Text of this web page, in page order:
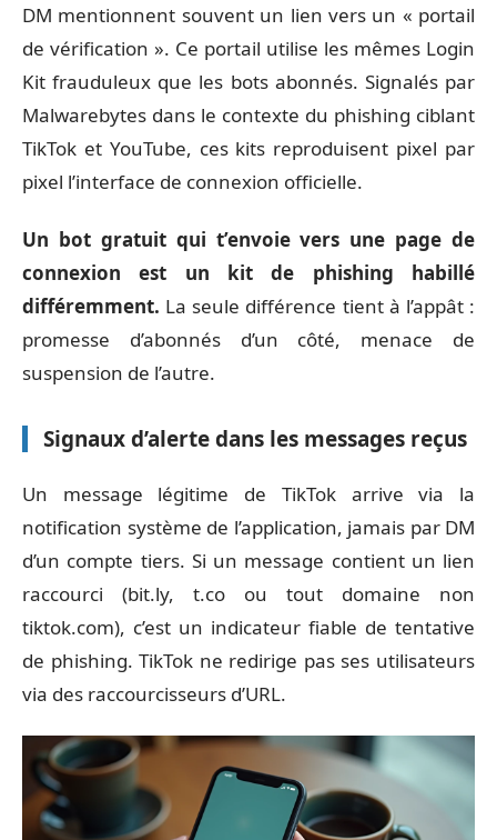
DM mentionnent souvent un lien vers un « portail
de vérification ». Ce portail utilise les mêmes Login
Kit frauduleux que les bots abonnés. Signalés par
Malwarebytes dans le contexte du phishing ciblant
TikTok et YouTube, ces kits reproduisent pixel par
pixel l’interface de connexion officielle.
Un bot gratuit qui t’envoie vers une page de
connexion est un kit de phishing habillé
différemment. La seule différence tient à l’appât :
promesse d’abonnés d’un côté, menace de
suspension de l’autre.
Signaux d’alerte dans les messages reçus
Un message légitime de TikTok arrive via la
notification système de l’application, jamais par DM
d’un compte tiers. Si un message contient un lien
raccourci (bit.ly, t.co ou tout domaine non
tiktok.com), c’est un indicateur fiable de tentative
de phishing. TikTok ne redirige pas ses utilisateurs
via des raccourcisseurs d’URL.